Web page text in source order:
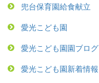
兜台保育園給食献立
愛光こども園
愛光こども園園ブログ
愛光こども園新着情報